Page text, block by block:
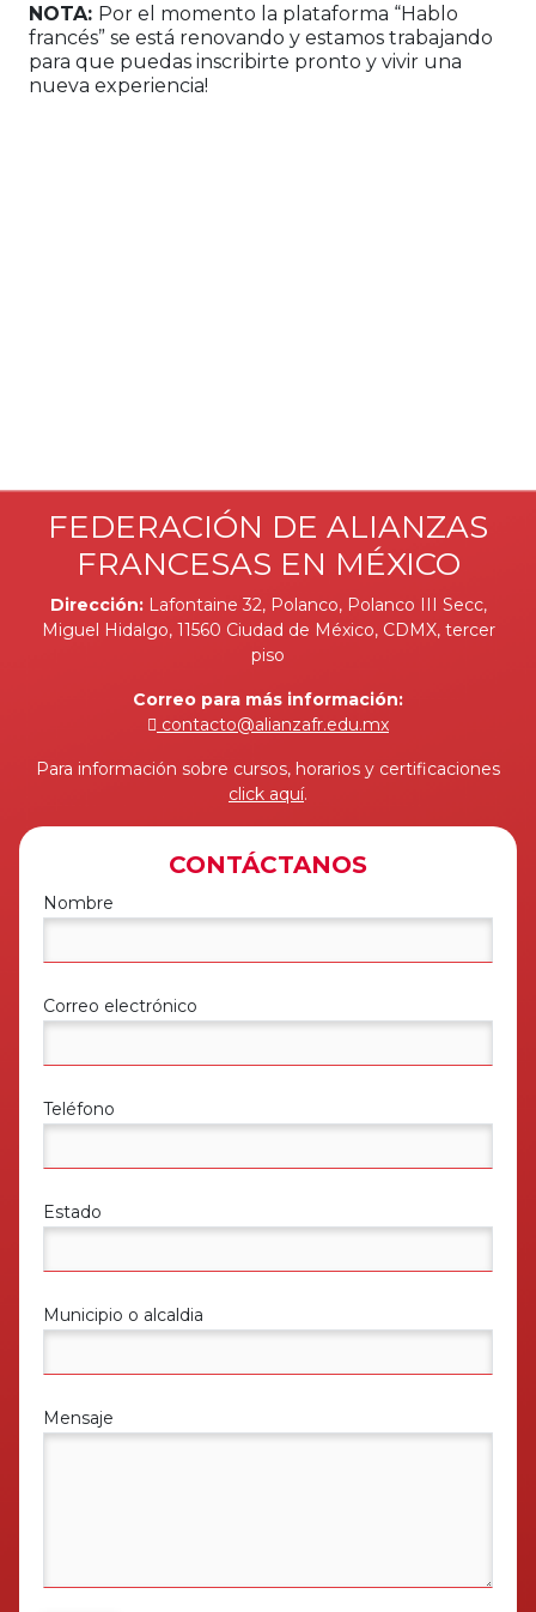
NOTA: Por el momento la plataforma “Hablo
francés” se está renovando y estamos trabajando
para que puedas inscribirte pronto y vivir una
nueva experiencia!
FEDERACIÓN DE ALIANZAS
FRANCESAS EN MÉXICO
Dirección: Lafontaine 32, Polanco, Polanco III Secc,
Miguel Hidalgo, 11560 Ciudad de México, CDMX, tercer
piso
Correo para más información:
contacto@alianzafr.edu.mx
Para información sobre cursos, horarios y certificaciones
click aquí.
CONTÁCTANOS
Nombre
Correo electrónico
Teléfono
Estado
Municipio o alcaldia
Mensaje